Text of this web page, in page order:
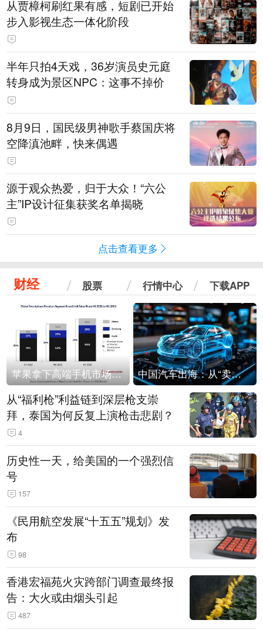
从贾樟柯刷红果有感，短剧已开始
步入影视生态一体化阶段
半年只拍4天戏，36岁演员史元庭
转身成为景区NPC：这事不掉价
8月9日，国民级男神歌手蔡国庆将
空降滇池畔，快来偶遇
源于观众热爱，归于大众！“六公
主”IP设计征集获奖名单揭晓
点击查看更多
财经 股票 行情中心 下载APP
苹果拿下高端手机市场65%的份额：iPhone 17系列功不可没 中国汽车出海：从“卖出去”到“走进去”
从“福利枪”利益链到深层枪支崇
拜，泰国为何反复上演枪击悲剧？
4
历史性一天，给美国的一个强烈信
号
157
《民用航空发展“十五五”规划》发
布
98
香港宏福苑火灾跨部门调查最终报
告：大火或由烟头引起
487